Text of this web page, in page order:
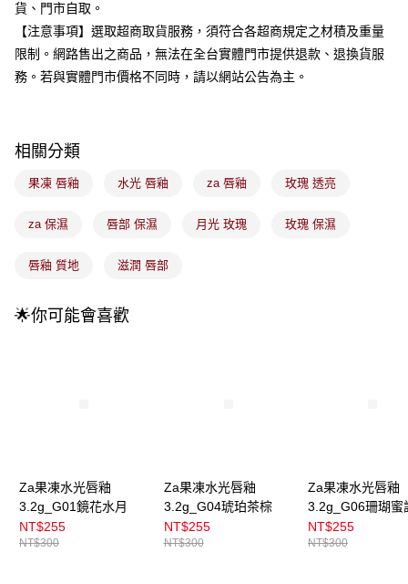
大哥付你分期
相關說明
【大哥付你分期使用說明】
1.本服務由台灣大哥大提供，台灣大哥大用戶可立即使用無須另外申請。
3.實際核准額度、可分期數及費用金額請依後續交易確認頁面所載為準。
4.訂單成立30分鐘內，如未前往確認交易或遇審核未通過，訂單將自動取
消。如遇「轉專審核」未通過狀況，表示未達大哥付你分期系統評分，恕無
法說明評估內容。
1.分期款項不併入電信帳單，「大哥付你分期」於每月結算日後寄送繳費提
2.透過簡訊連結打開帳單後，可選擇「超商條碼／台灣大直營門市／銀行轉
帳／街口支付／iPASS MONEY」等通路繳費。
【注意事項】
1.本服務係由「台灣大哥大股份有限公司」（以下簡稱本公司）所提供，讓
ATM付款
全家取貨付款
每筆NT$100，滿NT$899(含以上)免運費
7-11取貨付款
付款後7-11取貨
貨、門市自取。
【注意事項】選取超商取貨服務，須符合各超商規定之材積及重量
限制。網路售出之商品，無法在全台實體門市提供退款、退換貨服
務。若與實體門市價格不同時，請以網站公告為主。
相關分類
果凍 唇釉 水光 唇釉 za 唇釉 玫瑰 透亮
za 保濕 唇部 保濕 月光 玫瑰 玫瑰 保濕
唇釉 質地 滋潤 唇部
🌟你可能會喜歡
Za果凍水光唇釉
3.2g_G01鏡花水月
NT$255
NT$300
Za果凍水光唇釉
3.2g_G04琥珀茶棕
NT$255
NT$300
Za果凍水光唇釉
3.2g_G06珊瑚蜜
NT$255
NT$300